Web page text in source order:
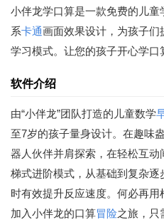
小伴龙学口算是一款免费的儿
系卡通画面效果设计，为孩子
学习模式。让您的孩子开心学口
软件介绍
由“小伴龙”团队打造的儿童数学
至7岁的孩子量身设计。在趣味
器人伙伴并肩探索，在轻松互
梯式进阶模式，从基础到复杂
时有效提升反应速度。何必再用
加入小伴龙的口算冒险之旅，只